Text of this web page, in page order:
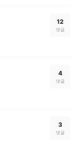
12
댓글
4
댓글
3
댓글